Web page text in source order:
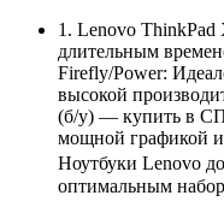
1. Lenovo
длительным
Firefly/Power:
высокой
(б/у) — купить в
мощной графикой и
Ноутбуки Lenovo
оптимальным